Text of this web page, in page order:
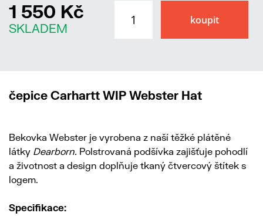
1 550 Kč
SKLADEM
čepice Carhartt WIP Webster Hat
Bekovka Webster je vyrobena z naší těžké plátěné
látky Dearborn. Polstrovaná podšívka zajišťuje pohodlí
a životnost a design doplňuje tkaný čtvercový štítek s
logem.
Specifikace: